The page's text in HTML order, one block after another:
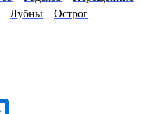
Лубны
Острог